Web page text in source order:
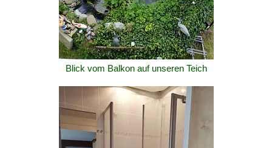
Blick vom Balkon auf unseren Teich